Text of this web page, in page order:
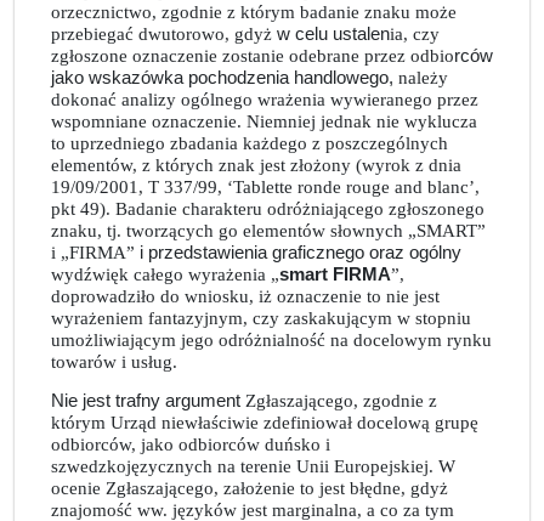
orzecznictwo, zgodnie z którym badanie znaku może
przebiegać dwutorowo, gdyż w celu ustalenia, czy
zgłoszone oznaczenie zostanie odebrane przez odbiorców
jako wskazówka pochodzenia handlowego, należy
dokonać analizy ogólnego wrażenia wywieranego przez
wspomniane oznaczenie. Niemniej jednak nie wyklucza
to uprzedniego zbadania każdego z poszczególnych
elementów, z których znak jest złożony (wyrok z dnia
19/09/2001, T 337/99, ‘Tablette ronde rouge and blanc’,
pkt 49). Badanie charakteru odróżniającego zgłoszonego
znaku, tj. tworzących go elementów słownych „SMART”
i „FIRMA” i przedstawienia graficznego oraz ogólny
wydźwięk całego wyrażenia „smart FIRMA”,
doprowadziło do wniosku, iż oznaczenie to nie jest
wyrażeniem fantazyjnym, czy zaskakującym w stopniu
umożliwiającym jego odróżnialność na docelowym rynku
towarów i usług.
Nie jest trafny argument Zgłaszającego, zgodnie z
którym Urząd niewłaściwie zdefiniował docelową grupę
odbiorców, jako odbiorców duńsko i
szwedzkojęzycznych na terenie Unii Europejskiej. W
ocenie Zgłaszającego, założenie to jest błędne, gdyż
znajomość ww. języków jest marginalna, a co za tym